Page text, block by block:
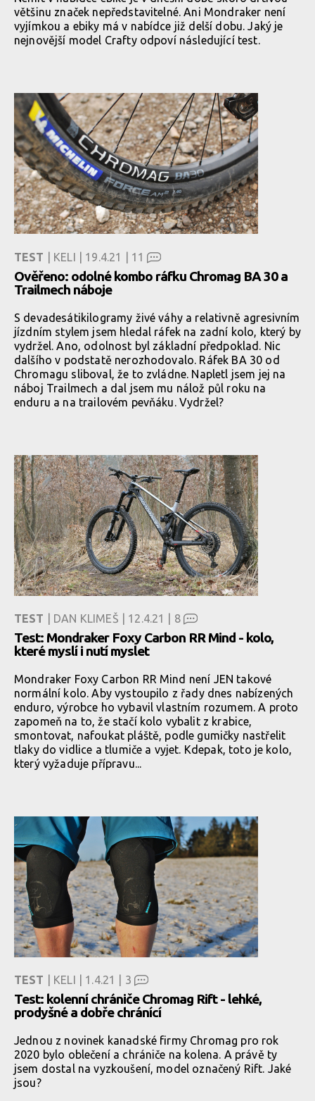
většinu značek nepředstavitelné. Ani Mondraker není
vyjímkou a ebiky má v nabídce již delší dobu. Jaký je
nejnovější model Crafty odpoví následující test.
TEST | KELI | 19.4.21 | 11
Ověřeno: odolné kombo ráfku Chromag BA 30 a
Trailmech náboje
S devadesátikilogramy živé váhy a relativně agresivním
jízdním stylem jsem hledal ráfek na zadní kolo, který by
vydržel. Ano, odolnost byl základní předpoklad. Nic
dalšího v podstatě nerozhodovalo. Ráfek BA 30 od
Chromagu sliboval, že to zvládne. Napletl jsem jej na
náboj Trailmech a dal jsem mu nálož půl roku na
enduru a na trailovém pevňáku. Vydržel?
TEST | DAN KLIMEŠ | 12.4.21 | 8
Test: Mondraker Foxy Carbon RR Mind - kolo,
které myslí i nutí myslet
Mondraker Foxy Carbon RR Mind není JEN takové
normální kolo. Aby vystoupilo z řady dnes nabízených
enduro, výrobce ho vybavil vlastním rozumem. A proto
zapomeň na to, že stačí kolo vybalit z krabice,
smontovat, nafoukat pláště, podle gumičky nastřelit
tlaky do vidlice a tlumiče a vyjet. Kdepak, toto je kolo,
který vyžaduje přípravu...
TEST | KELI | 1.4.21 | 3
Test: kolenní chrániče Chromag Rift - lehké,
prodyšné a dobře chránící
Jednou z novinek kanadské firmy Chromag pro rok
2020 bylo oblečení a chrániče na kolena. A právě ty
jsem dostal na vyzkoušení, model označený Rift. Jaké
jsou?